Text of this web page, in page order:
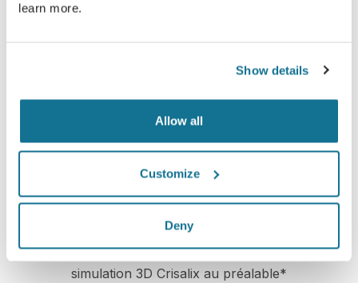
learn more.
Show details
Allow all
Customize
Deny
aide les patients à faire leur choix
Satisfaction
100% des femmes ont dit être satisfaites ou très
satisfaites de leur intervention après avoir vu une
simulation 3D Crisalix au préalable*